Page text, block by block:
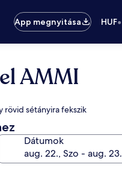
App megnyitása
HUF•
AMMI
rövid sétányira fekszik
Dátumok